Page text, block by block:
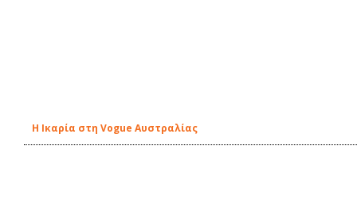
Η Ικαρία στη Vogue Αυστραλίας